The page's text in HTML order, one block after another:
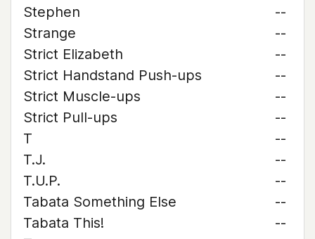
Stephen
--
Strange
--
Strict Elizabeth
--
Strict Handstand Push-ups
--
Strict Muscle-ups
--
Strict Pull-ups
--
T
--
T.J.
--
T.U.P.
--
Tabata Something Else
--
Tabata This!
--